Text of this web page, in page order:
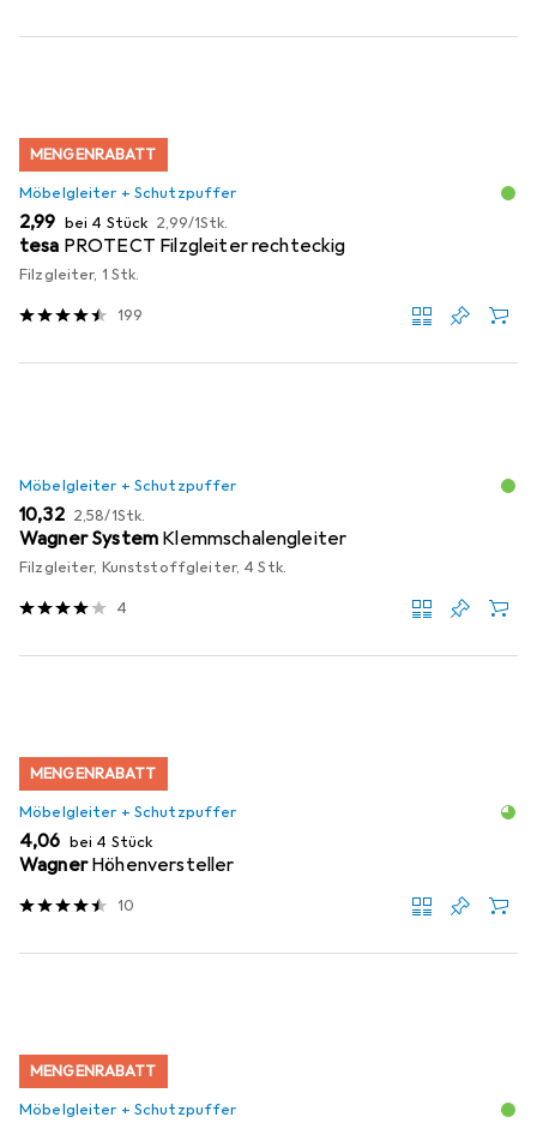
MENGENRABATT
Möbelgleiter + Schutzpuffer
EUR
2,99 bei 4 Stück EUR
2,99/1Stk.
tesa PROTECT Filzgleiter rechteckig
Filzgleiter, 1 Stk.
199
Möbelgleiter + Schutzpuffer
EUR
10,32 EUR
2,58/1Stk.
Wagner System Klemmschalengleiter
Filzgleiter, Kunststoffgleiter, 4 Stk.
4
MENGENRABATT
Möbelgleiter + Schutzpuffer
EUR
4,06 bei 4 Stück
Wagner Höhenversteller
10
MENGENRABATT
Möbelgleiter + Schutzpuffer